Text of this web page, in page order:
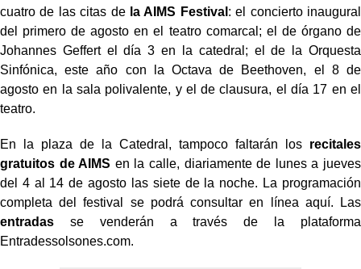
cuatro de las citas de la AIMS Festival : el concierto inaugural
del primero de agosto en el teatro comarcal; el de órgano de
Johannes Geffert el día 3 en la catedral; el de la Orquesta
Sinfónica, este año con la Octava de Beethoven, el 8 de
agosto en la sala polivalente, y el de clausura, el día 17 en el
teatro.
En la plaza de la Catedral, tampoco faltarán los recitales
gratuitos de AIMS en la calle, diariamente de lunes a jueves
del 4 al 14 de agosto las siete de la noche. La programación
completa del festival se podrá consultar en línea aquí. Las
entradas se venderán a través de la plataforma
Entradessolsones.com.